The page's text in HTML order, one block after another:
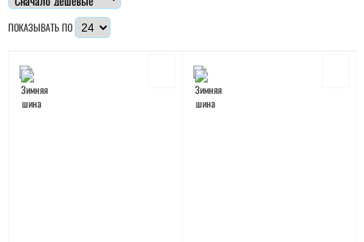
ПОКАЗЫВАТЬ ПО